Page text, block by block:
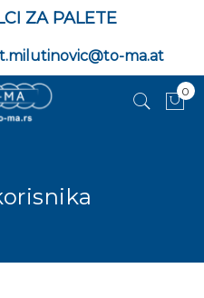
ZA PALETE
t.milutinovic@to-ma.at
0